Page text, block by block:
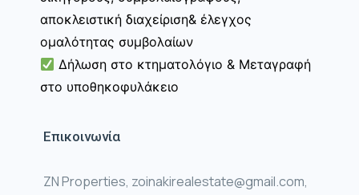
αποκλειστική διαχείριση& έλεγχος
ομαλότητας συμβολαίων
Δήλωση στο κτηματολόγιο & Μεταγραφή
στο υποθηκοφυλάκειο
Επικοινωνία
ZN Properties, zoinakirealestate@gmail.com,